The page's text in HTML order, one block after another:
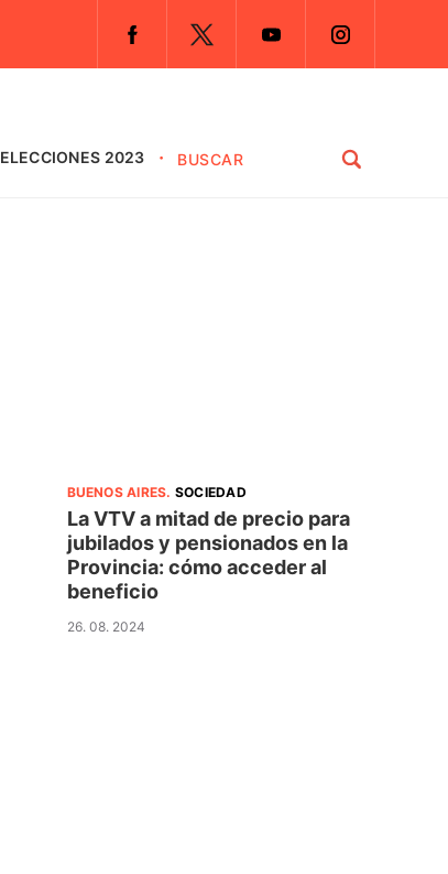
ELECCIONES 2023
BUENOS AIRES. SOCIEDAD
La VTV a mitad de precio para
jubilados y pensionados en la
Provincia: cómo acceder al
beneficio
26. 08. 2024